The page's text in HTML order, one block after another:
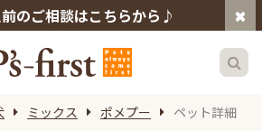
のご相談はこちらから♪
ミックス ポメプー ペット詳細